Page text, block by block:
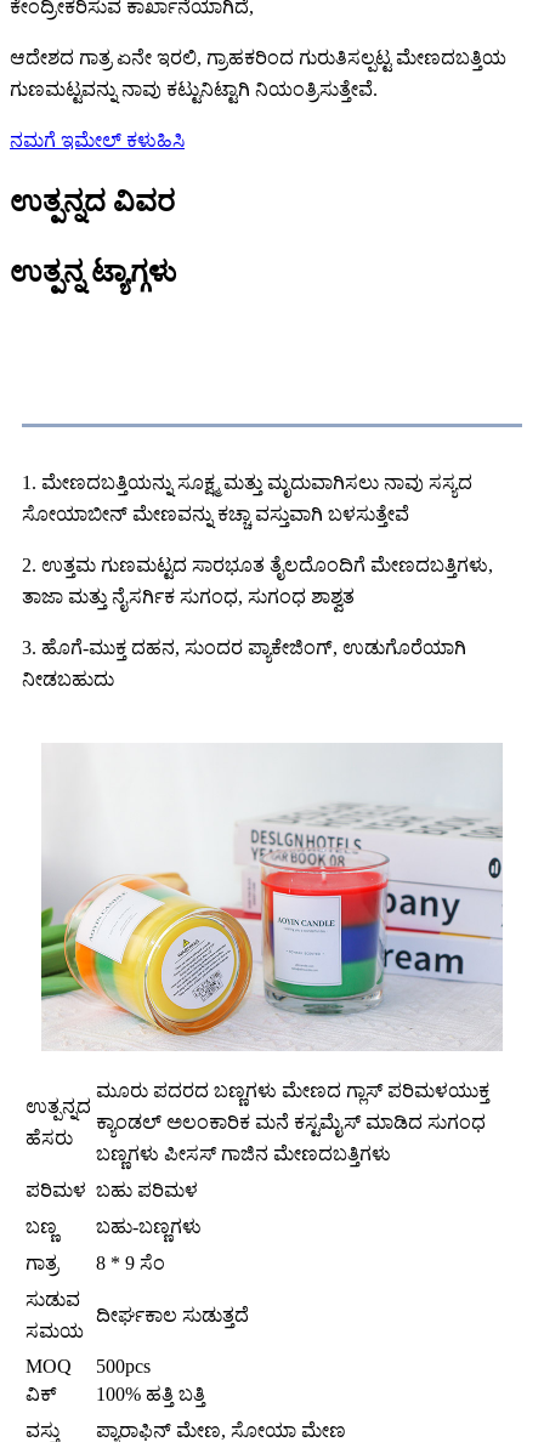
ಕೇಂದ್ರೀಕರಿಸುವ ಕಾರ್ಖಾನೆಯಾಗಿದೆ,
ಆದೇಶದ ಗಾತ್ರ ಏನೇ ಇರಲಿ, ಗ್ರಾಹಕರಿಂದ ಗುರುತಿಸಲ್ಪಟ್ಟ ಮೇಣದಬತ್ತಿಯ
ಗುಣಮಟ್ಟವನ್ನು ನಾವು ಕಟ್ಟುನಿಟ್ಟಾಗಿ ನಿಯಂತ್ರಿಸುತ್ತೇವೆ.
ನಮಗೆ ಇಮೇಲ್ ಕಳುಹಿಸಿ
ಉತ್ಪನ್ನದ ವಿವರ
ಉತ್ಪನ್ನ ಟ್ಯಾಗ್ಗಳು
1. ಮೇಣದಬತ್ತಿಯನ್ನು ಸೂಕ್ಷ್ಮ ಮತ್ತು ಮೃದುವಾಗಿಸಲು ನಾವು ಸಸ್ಯದ
ಸೋಯಾಬೀನ್ ಮೇಣವನ್ನು ಕಚ್ಚಾ ವಸ್ತುವಾಗಿ ಬಳಸುತ್ತೇವೆ
2. ಉತ್ತಮ ಗುಣಮಟ್ಟದ ಸಾರಭೂತ ತೈಲದೊಂದಿಗೆ ಮೇಣದಬತ್ತಿಗಳು,
ತಾಜಾ ಮತ್ತು ನೈಸರ್ಗಿಕ ಸುಗಂಧ, ಸುಗಂಧ ಶಾಶ್ವತ
3. ಹೊಗೆ-ಮುಕ್ತ ದಹನ, ಸುಂದರ ಪ್ಯಾಕೇಜಿಂಗ್, ಉಡುಗೊರೆಯಾಗಿ
ನೀಡಬಹುದು
ಉತ್ಪನ್ನದ
ಹೆಸರು
ಮೂರು ಪದರದ ಬಣ್ಣಗಳು ಮೇಣದ ಗ್ಲಾಸ್ ಪರಿಮಳಯುಕ್ತ
ಕ್ಯಾಂಡಲ್ ಅಲಂಕಾರಿಕ ಮನೆ ಕಸ್ಟಮೈಸ್ ಮಾಡಿದ ಸುಗಂಧ
ಬಣ್ಣಗಳು ಪೀಸಸ್ ಗಾಜಿನ ಮೇಣದಬತ್ತಿಗಳು
ಪರಿಮಳ ಬಹು ಪರಿಮಳ
ಬಣ್ಣ
ಬಹು-ಬಣ್ಣಗಳು
ಗಾತ್ರ
8 * 9 ಸೆಂ
ಸುಡುವ
ಸಮಯ
ದೀರ್ಘಕಾಲ ಸುಡುತ್ತದೆ
MOQ
500pcs
ವಿಕ್
100% ಹತ್ತಿ ಬತ್ತಿ
ವಸ್ತು
ಪ್ಯಾರಾಫಿನ್ ಮೇಣ, ಸೋಯಾ ಮೇಣ